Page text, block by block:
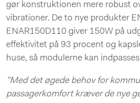
gør konstruktionen mere robust
vibrationer. De to nye produkter
ENAR150D110 giver 150W på
effektivitet på 93 procent og
huse, så modulerne kan
”Med det øgede behov for
passagerkomfort kræver de nye